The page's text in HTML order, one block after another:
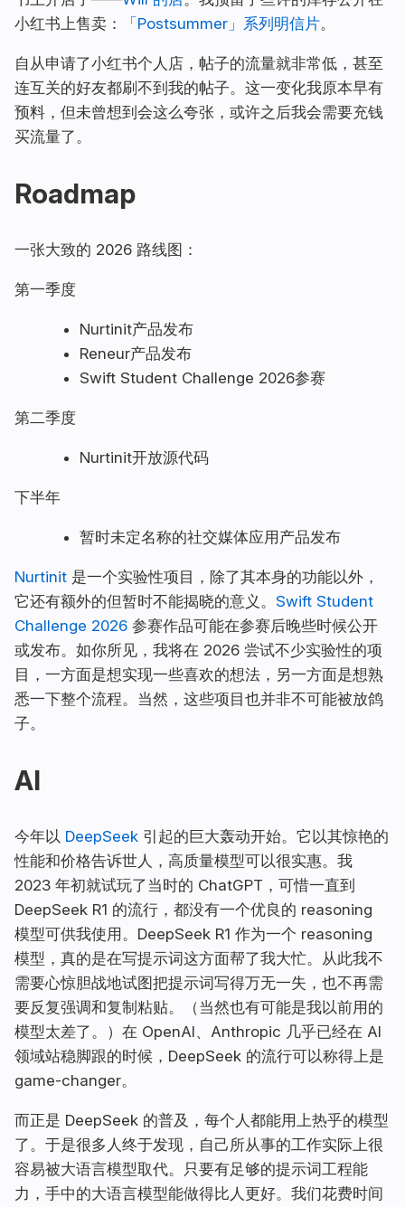
小红书上售卖：
「Postsummer」系列明信片。
自从申请了小红书个人店，帖子的流量就非常低，甚至
连互关的好友都刷不到我的帖子。这一变化我原本早有
预料，但未曾想到会这么夸张，或许之后我会需要充钱
买流量了。
Roadmap
一张大致的 2026 路线图：
第一季度
Nurtinit产品发布
Reneur产品发布
Swift Student Challenge 2026参赛
第二季度
Nurtinit开放源代码
下半年
暂时未定名称的社交媒体应用产品发布
Nurtinit 是一个实验性项目，除了其本身的功能以外，
它还有额外的但暂时不能揭晓的意义。 Swift Student
Challenge 2026 参赛作品可能在参赛后晚些时候公开
或发布。如你所见，我将在 2026 尝试不少实验性的项
目，一方面是想实现一些喜欢的想法，另一方面是想熟
悉一下整个流程。当然，这些项目也并非不可能被放鸽
子。
AI
今年以 DeepSeek 引起的巨大轰动开始。它以其惊艳的
性能和价格告诉世人，高质量模型可以很实惠。我
2023 年初就试玩了当时的 ChatGPT，可惜一直到
DeepSeek R1 的流行，都没有一个优良的 reasoning
模型可供我使用。DeepSeek R1 作为一个 reasoning
模型，真的是在写提示词这方面帮了我大忙。从此我不
需要心惊胆战地试图把提示词写得万无一失，也不再需
要反复强调和复制粘贴。（当然也有可能是我以前用的
模型太差了。）在 OpenAI、Anthropic 几乎已经在 AI
领域站稳脚跟的时候，DeepSeek 的流行可以称得上是
game-changer。
而正是 DeepSeek 的普及，每个人都能用上热乎的模型
了。于是很多人终于发现，自己所从事的工作实际上很
容易被大语言模型取代。只要有足够的提示词工程能
力，手中的大语言模型能做得比人更好。我们花费时间